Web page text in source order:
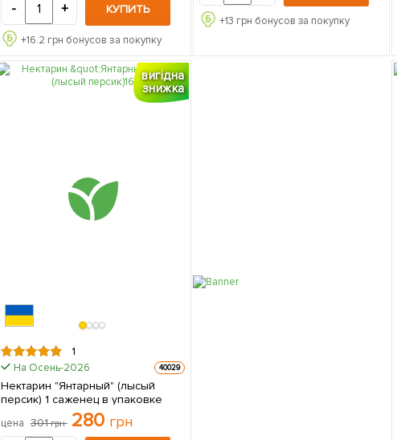
- + КУПИТЬ
+16.2 грн бонусов за покупку
+13 грн бонусов за покупку
вигідна
знижка
1
На Осень-2026 40029
Нектарин "Янтарный" (лысый
персик) 1 саженец в упаковке
цена 301грн 280 грн